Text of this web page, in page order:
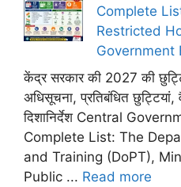
Complete
Restricted
Government
केंद्र सरकार की 2027 की
अधिसूचना, प्रतिबंधित
दिशानिर्देश Central
Complete List: The
and Training (DoPT),
Public ... Read more